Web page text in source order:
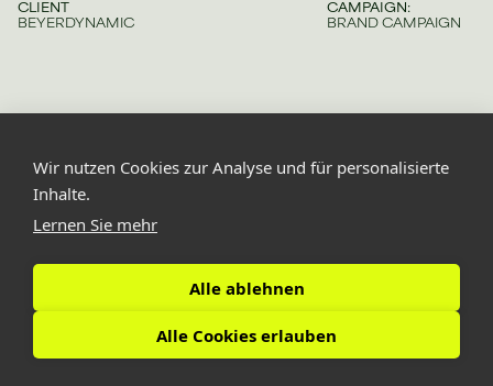
CLIENT
BEYERDYNAMIC
CAMPAIGN:
BRAND CAMPAIGN
Wir nutzen Cookies zur Analyse und für personalisierte
Inhalte.
Lernen Sie mehr
Alle ablehnen
Alle Cookies erlauben